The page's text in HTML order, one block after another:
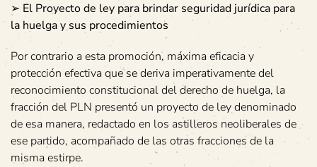
➢ El Proyecto de ley para brindar seguridad jurídica para
la huelga y sus procedimientos
Por contrario a esta promoción, máxima eficacia y
protección efectiva que se deriva imperativamente del
reconocimiento constitucional del derecho de huelga, la
fracción del PLN presentó un proyecto de ley denominado
de esa manera, redactado en los astilleros neoliberales de
ese partido, acompañado de las otras fracciones de la
misma estirpe.